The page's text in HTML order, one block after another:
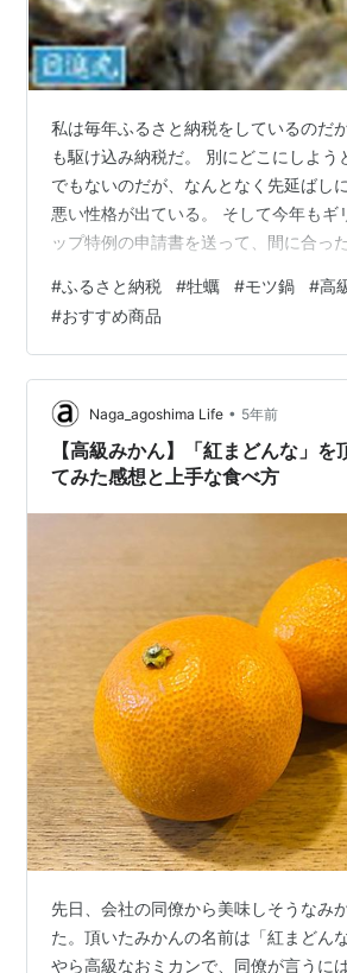
私は毎年ふるさと納税をしているのだ
も駆け込み納税だ。 別にどこにしよう
でもないのだが、なんとなく先延ばし
悪い性格が出ている。 そして今年もギ
ップ特例の申請書を送って、間に合っ
それはよくない。 今年からはオンライ
聞いたが、それもマイナンバーカード
いのだ。これまた先延ばしにしたツケ
る。 しかし兎にも角にも納税先を決め
いうことで、私がふるさと納税を毎年
を紹介したい。 ふるさと納税サイト
#ふるさと納税 #牡蠣 #モツ鍋 #高
#おすすめ商品
Naga_agoshima Life • 5年前
【高級みかん】「紅まどんな」
てみた感想と上手な食べ方
先日、会社の同僚から美味しそうなみ
た。頂いたみかんの名前は「紅まどん
やら高級なおミカンで、同僚が言うに